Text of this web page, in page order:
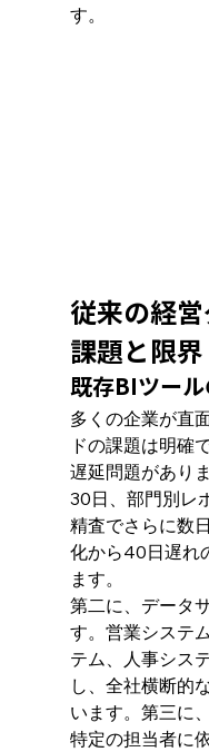
す。
従来の経
課題と限界
既存BIツー
多くの企業が直
ドの課題は明確
遅延問題があり
30日、部門別レ
精査でさらに数
化から40日遅れ
ます。
第二に、データ
す。営業システ
テム、人事シス
し、全社横断的
います。第三に
特定の担当者に